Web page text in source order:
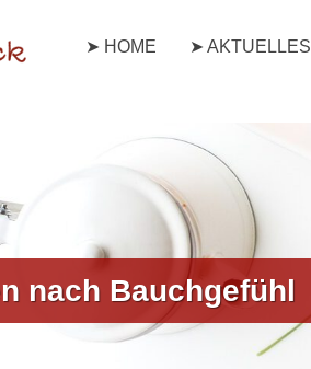
➤ HOME ➤ AKTUELLES
nach Bauchgefühl